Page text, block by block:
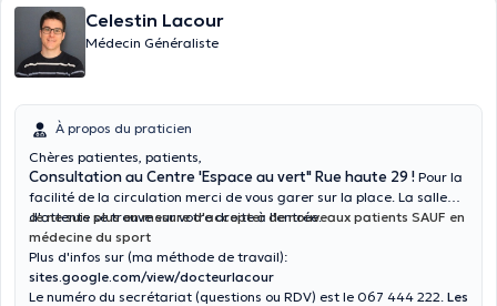
Celestin Lacour
Médecin Généraliste
À propos du praticien
Chères patientes, patients,
Consultation au Centre 'Espace au vert" Rue haute 29 ! Pour la
facilité de la circulation merci de vous garer sur la place. La salle
d'attente se trouve sur votre droite à l'entrée.
Je ne suis plus en mesure d'accepter de nouveaux patients SAUF en
médecine du sport
Plus d'infos sur (ma méthode de travail):
sites.google.com/view/docteurlacour
Le numéro du secrétariat (questions ou RDV) est le 067 444 222. Les